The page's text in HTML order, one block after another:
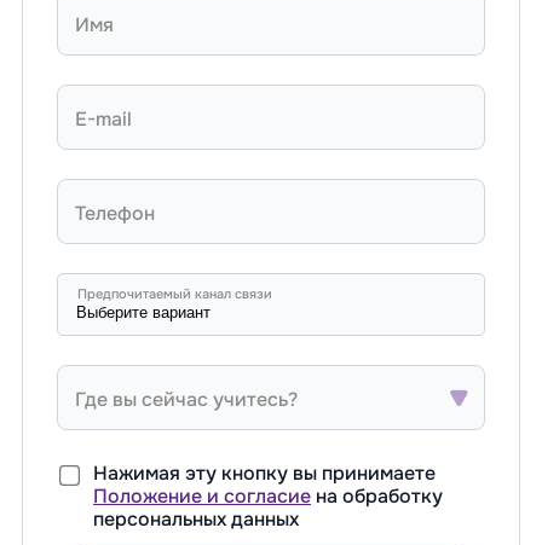
Имя
E-mail
Телефон
Предпочитаемый канал связи
Где вы сейчас учитесь?
Нажимая эту кнопку вы принимаете
Положение и согласие на обработку
персональных данных